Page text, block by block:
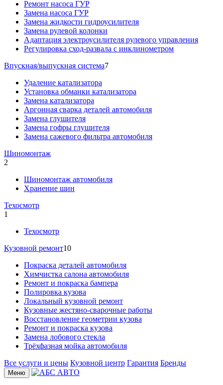
Ремонт насоса ГУР
Замена насоса ГУР
Замена жидкости гидроусилителя
Замена рулевой колонки
Адаптация электроусилителя рулевого управления
Регулировка сход-развала с инклинометром
Впускная/выпускная система7
Удаление катализатора
Установка обманки катализатора
Замена катализатора
Аргонная сварка деталей автомобиля
Замена глушителя
Замена гофры глушителя
Замена сажевого фильтра автомобиля
Шиномонтаж
2
Шиномонтаж автомобиля
Хранение шин
Техосмотр
1
Техосмотр
Кузовной ремонт10
Покраска деталей автомобиля
Химчистка салона автомобиля
Ремонт и покраска бампера
Полировка кузова
Локальный кузовной ремонт
Кузовные жестяно-сварочные работы
Восстановление геометрии кузова
Ремонт и покраска кузова
Замена лобового стекла
Трёхфазная мойка автомобиля
Все услуги и цены Кузовной центр Гарантия Бренды
Меню